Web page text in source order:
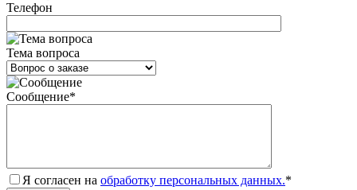
Телефон
Тема вопроса
Сообщение*
Я согласен на обработку персональных данных.*